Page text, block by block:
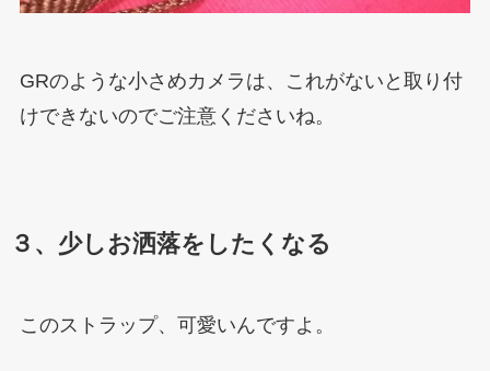
GRのような小さめカメラは、これがないと取り付
けできないのでご注意くださいね。
３、少しお洒落をしたくなる
このストラップ、可愛いんですよ。